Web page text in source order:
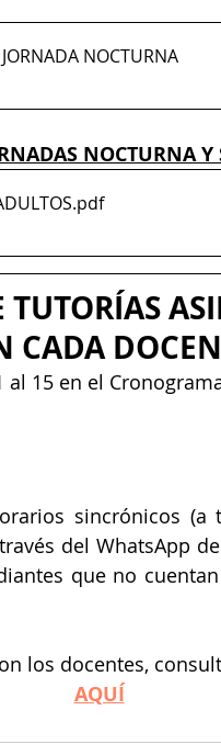
NOCTURNA
NOCTURNA
.pdf
TUTORÍAS
CADA
al 15 en el
sincrónicos (a
del WhatsApp
que no
los docentes,
AQUÍ